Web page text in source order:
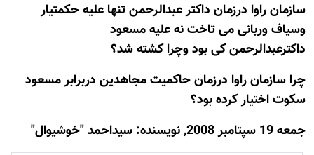
سازمان راوا درزمان داکتر عبدالرحمن تنها علیه حکمتیار
وسیاف وربانی می تاخت نه علیه مسعود
داکترعبدالرحمن کی بود وچرا کشته شد؟
چرا سازمان راوا درزمان حاکمیت مجاهدین دربرابر مسعود
سکوت اختیار کرده بود؟
جمعه 19 سپتامبر 2008, نويسنده: سیداحمد "خوشیوال"